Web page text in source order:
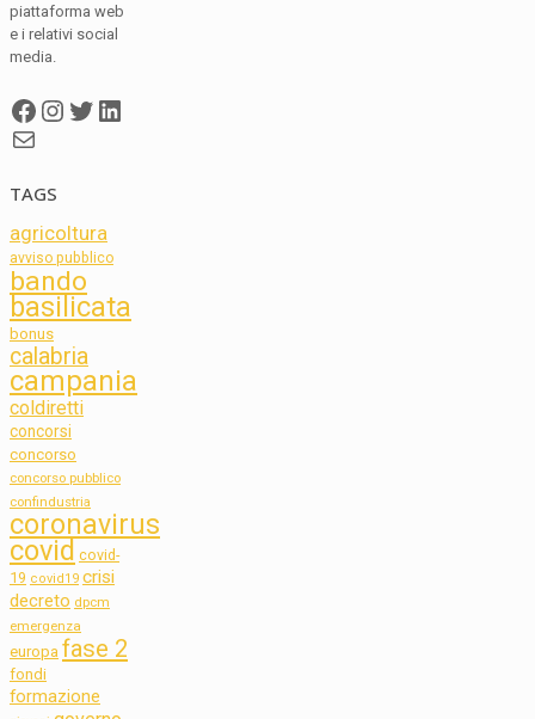
piattaforma web
e i relativi social
media.
Facebook
Instagram
Twitter
LinkedIn
Mail
TAGS
agricoltura
avviso pubblico
bando
basilicata
bonus
calabria
campania
coldiretti
concorsi
concorso
concorso pubblico
confindustria
coronavirus
covid covid-
19 covid19 crisi
decreto dpcm
emergenza
europa fase 2
fondi
formazione